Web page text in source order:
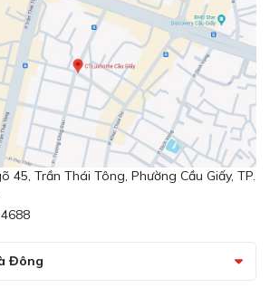
45, Trần Thái Tông, Phường Cầu Giấy, TP.
Đông